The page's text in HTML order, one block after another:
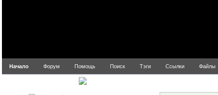
Начало Форум Помощь Поиск Тэги Ссылки Файлы